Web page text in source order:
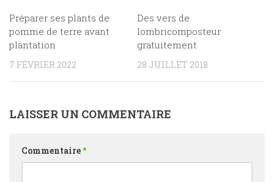
Préparer ses plants de
pomme de terre avant
plantation
7 FÉVRIER 2022
Des vers de
lombricomposteur
gratuitement
28 JUILLET 2018
LAISSER UN COMMENTAIRE
Commentaire*